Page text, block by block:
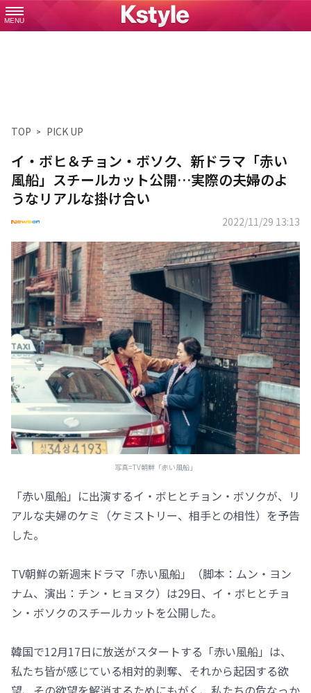
MENU
TOP PICK UP
イ・ボヒ＆チョン・ボソク、新ドラマ「赤い
風船」スチールカット公開…実際の夫婦のよ
うなリアルな掛け合い
2022/11/29 13:13
写真=TV朝鮮「赤い風船」
「赤い風船」に出演するイ・ボヒとチョン・ボソクが、リ
アルな夫婦のケミ（ケミストリー、相手との相性）を予告
した。
TV朝鮮の新週末ドラマ「赤い風船」（脚本：ムン・ヨン
ナム、演出：チン・ヒョヌク）は29日、イ・ボヒとチョ
ン・ボソクのスチールカットを公開した。
韓国で12月17日に放送がスタートする「赤い風船」は、
私たち皆が感じている相対的剥奪、それから起因する欲